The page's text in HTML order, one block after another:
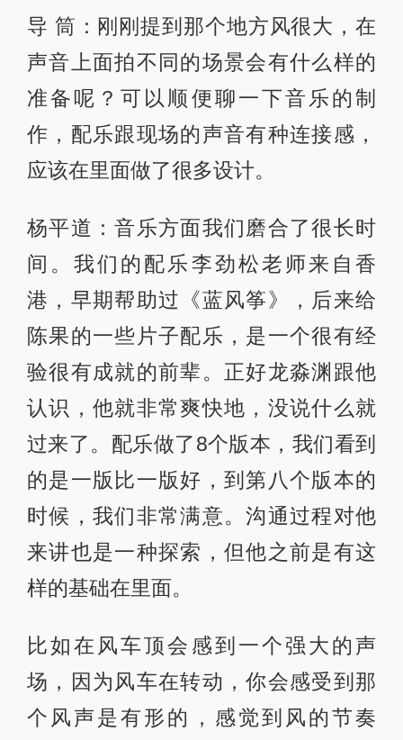
比如在风车顶会感到一个强大的声
场，因为风车在转动，你会感受到那
个风声是有形的，感觉到风的节奏
是“轰轰轰”地，尤其有不同的风车，这
边一个那边一个，在某种程度上有音
放到一个音乐节奏里面去。有些时候
会听到一个挺怪的声音，那我就有一
个想法，它是音效，实际上也是一种
音乐。这个东西非常不好界定，很
怪。釜山首映之后，很多人对这个音
乐和声音都印象深刻。
龙淼渊：现场录音的时候会尽量多地
去收集，听到的音乐面向是很宽的。
其实音乐听到后来会越来越从旋律性
的作曲到声音艺术的转变。很多声音
声音的音乐性做在里面了。我们一直
在说《好友》是“好友”合作的一个电
影。很多机缘巧合，李老师这几年跟